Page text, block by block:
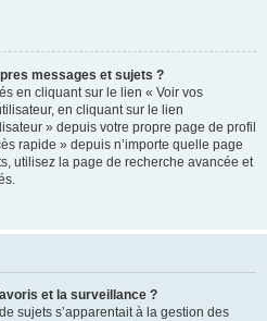
messages et sujets ?
en cliquant sur le lien « Voir vos
en cliquant sur le lien
» depuis votre propre page de profil
rapide » depuis n’importe quelle page
utilisez la page de recherche avancée et
et la surveillance ?
sujets s’apparentait à la gestion des